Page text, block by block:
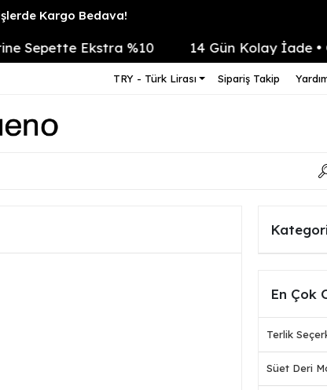
Kargo Bedava!
Ekstra %10 14 Gün Kolay İade •
TRY - Türk Lirası Sipariş Takip
En Çok
Terlik
Süet Deri